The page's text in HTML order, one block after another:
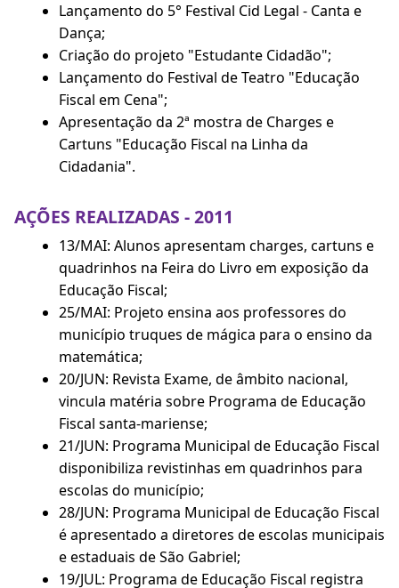
Lançamento do 5° Festival Cid Legal - Canta e
Dança;
Criação do projeto "Estudante Cidadão";
Lançamento do Festival de Teatro "Educação
Fiscal em Cena";
Apresentação da 2ª mostra de Charges e
Cartuns "Educação Fiscal na Linha da
Cidadania".
AÇÕES REALIZADAS - 2011
13/MAI: Alunos apresentam charges, cartuns e
quadrinhos na Feira do Livro em exposição da
Educação Fiscal;
25/MAI: Projeto ensina aos professores do
município truques de mágica para o ensino da
matemática;
20/JUN: Revista Exame, de âmbito nacional,
vincula matéria sobre Programa de Educação
Fiscal santa-mariense;
21/JUN: Programa Municipal de Educação Fiscal
disponibiliza revistinhas em quadrinhos para
escolas do município;
28/JUN: Programa Municipal de Educação Fiscal
é apresentado a diretores de escolas municipais
e estaduais de São Gabriel;
19/JUL: Programa de Educação Fiscal registra